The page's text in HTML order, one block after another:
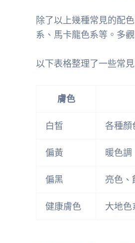
除了以上幾種常見的配
系、馬卡龍色系等。多
以下表格整理了一些常
膚色
白皙 各種顏
偏黃 暖色調
偏黑 亮色、
健康膚色 大地色